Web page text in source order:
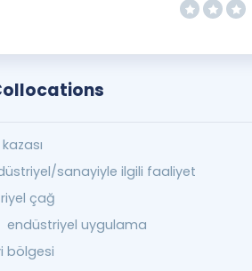
sanayiyle ilgili faaliyet
çağ
endüstriyel uygulama
bölgesi